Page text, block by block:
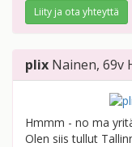
Liity ja ota yhteyttä
plix Nainen, 69v
Hmmm - no ma
Olen siis tullut